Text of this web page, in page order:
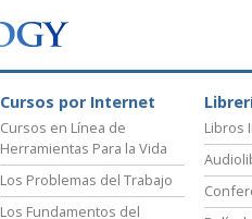
Cursos por Internet
Cursos en Línea de
Herramientas Para la Vida
Los Problemas del Trabajo
Los Fundamentos del
Libros